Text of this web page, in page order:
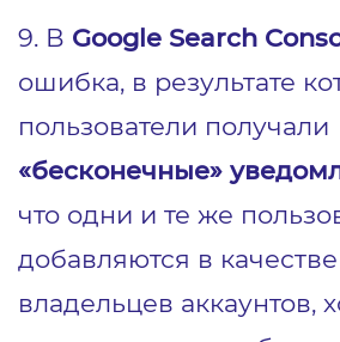
9. В Google Search
ошибка, в результате
пользователи получали
«бесконечные»
что одни и те же
добавляются в
владельцев аккаунтов,